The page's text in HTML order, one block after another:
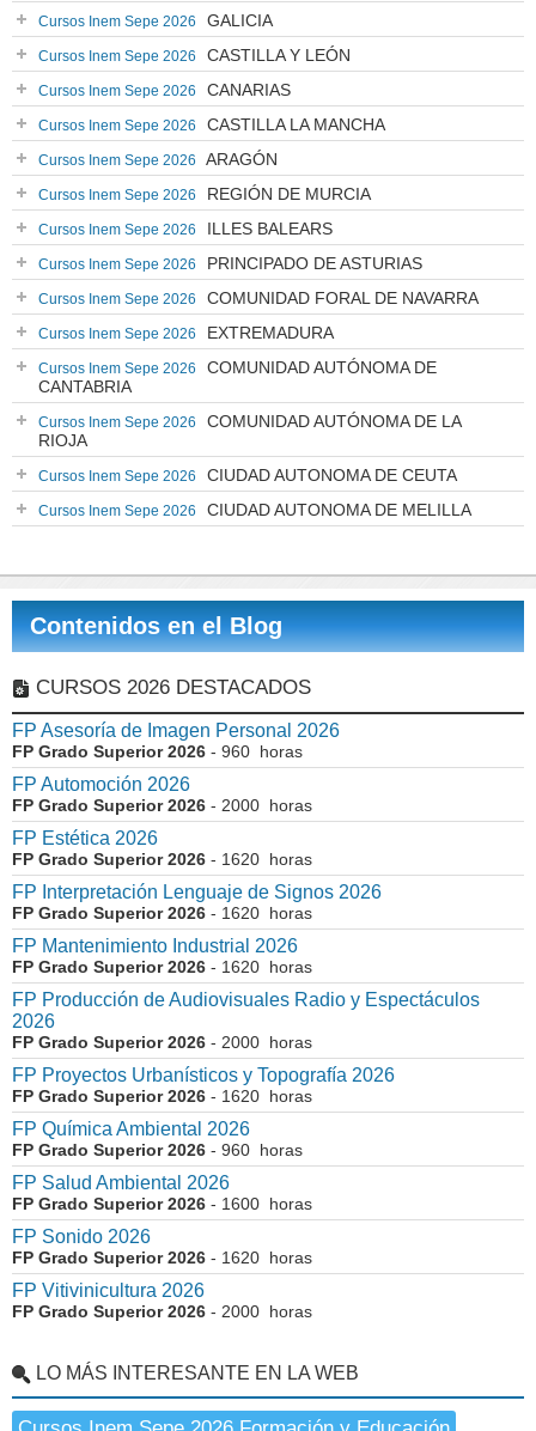
Cursos Inem Sepe 2026 GALICIA
Cursos Inem Sepe 2026 CASTILLA Y LEÓN
Cursos Inem Sepe 2026 CANARIAS
Cursos Inem Sepe 2026 CASTILLA LA MANCHA
Cursos Inem Sepe 2026 ARAGÓN
Cursos Inem Sepe 2026 REGIÓN DE MURCIA
Cursos Inem Sepe 2026 ILLES BALEARS
Cursos Inem Sepe 2026 PRINCIPADO DE ASTURIAS
Cursos Inem Sepe 2026 COMUNIDAD FORAL DE NAVARRA
Cursos Inem Sepe 2026 EXTREMADURA
Cursos Inem Sepe 2026
COMUNIDAD AUTÓNOMA DE
CANTABRIA
Cursos Inem Sepe 2026
COMUNIDAD AUTÓNOMA DE LA
RIOJA
Cursos Inem Sepe 2026 CIUDAD AUTONOMA DE CEUTA
Cursos Inem Sepe 2026 CIUDAD AUTONOMA DE MELILLA
Contenidos en el Blog
CURSOS 2026 DESTACADOS
FP Asesoría de Imagen Personal 2026
FP Grado Superior 2026 - 960 horas
FP Automoción 2026
FP Grado Superior 2026 - 2000 horas
FP Estética 2026
FP Grado Superior 2026 - 1620 horas
FP Interpretación Lenguaje de Signos 2026
FP Grado Superior 2026 - 1620 horas
FP Mantenimiento Industrial 2026
FP Grado Superior 2026 - 1620 horas
FP Producción de Audiovisuales Radio y Espectáculos
2026
FP Grado Superior 2026 - 2000 horas
FP Proyectos Urbanísticos y Topografía 2026
FP Grado Superior 2026 - 1620 horas
FP Química Ambiental 2026
FP Grado Superior 2026 - 960 horas
FP Salud Ambiental 2026
FP Grado Superior 2026 - 1600 horas
FP Sonido 2026
FP Grado Superior 2026 - 1620 horas
FP Vitivinicultura 2026
FP Grado Superior 2026 - 2000 horas
LO MÁS INTERESANTE EN LA WEB